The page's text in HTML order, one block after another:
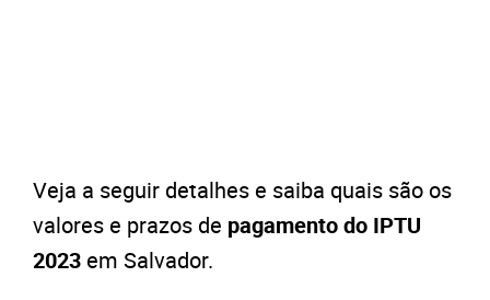
Veja a seguir detalhes e saiba quais são os
valores e prazos de pagamento do IPTU
2023 em Salvador.